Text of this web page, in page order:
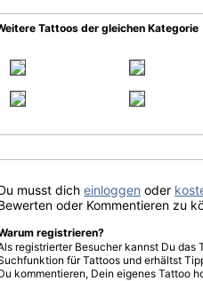
Tattoos der gleichen Kategorie
musst dich einloggen oder
oder Kommentieren zu
registrieren?
registrierter Besucher kannst Du
für Tattoos und erhältst
kommentieren, Dein eigenes Tattoo